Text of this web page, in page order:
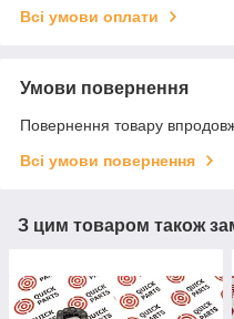
Всі умови оплати
Умови повернення
Повернення товару
Всі умови повернення
З цим товаром також